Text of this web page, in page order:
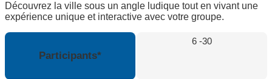
Découvrez la ville sous un angle ludique tout en vivant une
expérience unique et interactive avec votre groupe.
Participants*
6 -30